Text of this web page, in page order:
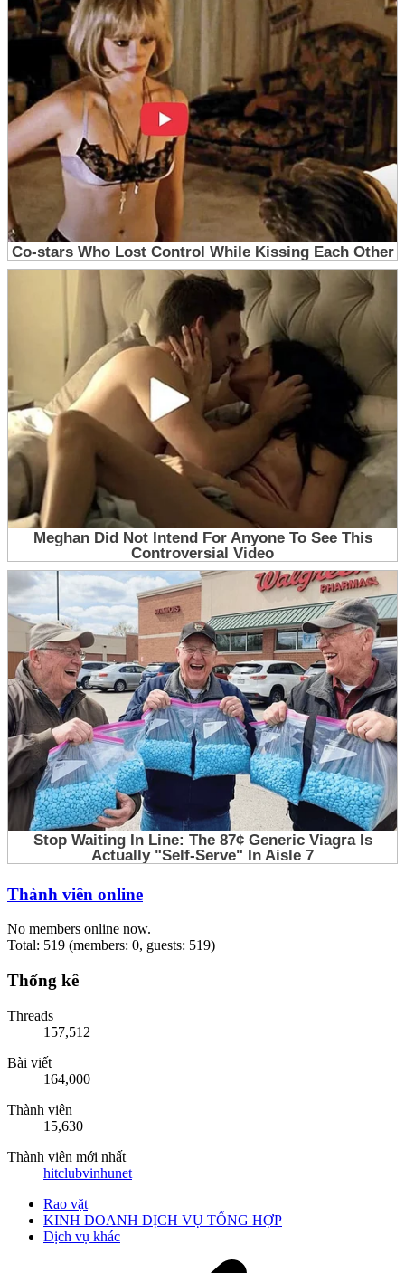
Thành viên online
No members online now.
Total: 519 (members: 0, guests: 519)
Thống kê
Threads
157,512
Bài viết
164,000
Thành viên
15,630
Thành viên mới nhất
hitclubvinhunet
Rao vặt
KINH DOANH DỊCH VỤ TỔNG HỢP
Dịch vụ khác